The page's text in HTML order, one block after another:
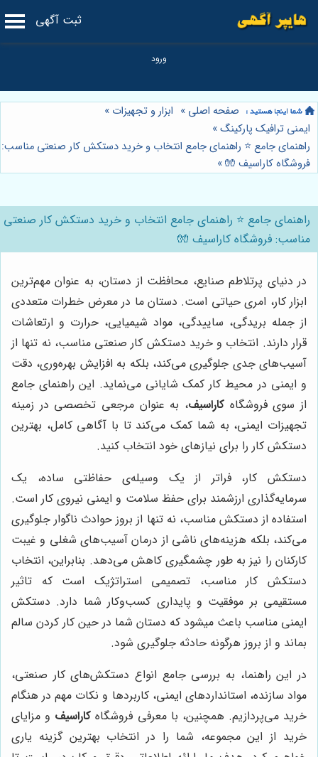
ثبت آگهی
صفحه اصلی » ابزار و تجهیزات »
ایمنی ترافیک پارکینگ»
راهنمای جامع ⭐️ راهنمای جامع انتخاب و خرید دستکش کار صنعتی مناسب:
فروشگاه کاراسیف 🧤»
راهنمای جامع ⭐️ راهنمای جامع انتخاب و خرید دستکش کار صنعتی
مناسب: فروشگاه کاراسیف 🧤
در دنیای پرتلاطم صنایع، محافظت از دستان، به عنوان مهم‌ترین
ابزار کار، امری حیاتی است. دستان ما در معرض خطرات متعددی
از جمله بریدگی، ساییدگی، مواد شیمیایی، حرارت و ارتعاشات
قرار دارند. انتخاب و خرید دستکش کار صنعتی مناسب، نه تنها از
آسیب‌های جدی جلوگیری می‌کند، بلکه به افزایش بهره‌وری، دقت
و ایمنی در محیط کار کمک شایانی می‌نماید. این راهنمای جامع
از سوی فروشگاه کاراسیف، به عنوان مرجعی تخصصی در زمینه
تجهیزات ایمنی، به شما کمک می‌کند تا با آگاهی کامل، بهترین
دستکش کار را برای نیازهای خود انتخاب کنید.
دستکش کار، فراتر از یک وسیله‌ی حفاظتی ساده، یک
سرمایه‌گذاری ارزشمند برای حفظ سلامت و ایمنی نیروی کار است.
استفاده از دستکش مناسب، نه تنها از بروز حوادث ناگوار جلوگیری
می‌کند، بلکه هزینه‌های ناشی از درمان آسیب‌های شغلی و غیبت
کارکنان را نیز به طور چشمگیری کاهش می‌دهد. بنابراین، انتخاب
دستکش کار مناسب، تصمیمی استراتژیک است که تاثیر
مستقیمی بر موفقیت و پایداری کسب‌وکار شما دارد. دستکش
ایمنی مناسب باعث میشود که دستان شما در حین کار کردن سالم
بماند و از بروز هرگونه حادثه جلوگیری شود.
در این راهنما، به بررسی جامع انواع دستکش‌های کار صنعتی،
مواد سازنده، استانداردهای ایمنی، کاربردها و نکات مهم در هنگام
خرید می‌پردازیم. همچنین، با معرفی فروشگاه کاراسیف و مزایای
خرید از این مجموعه، شما را در انتخاب بهترین گزینه یاری